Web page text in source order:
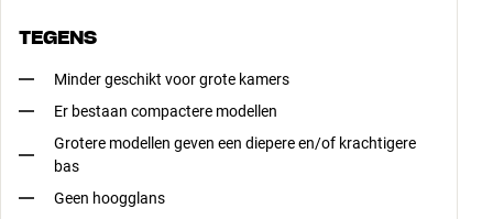
TEGENS
Minder geschikt voor grote kamers
Er bestaan compactere modellen
Grotere modellen geven een diepere en/of krachtigere
bas
Geen hoogglans